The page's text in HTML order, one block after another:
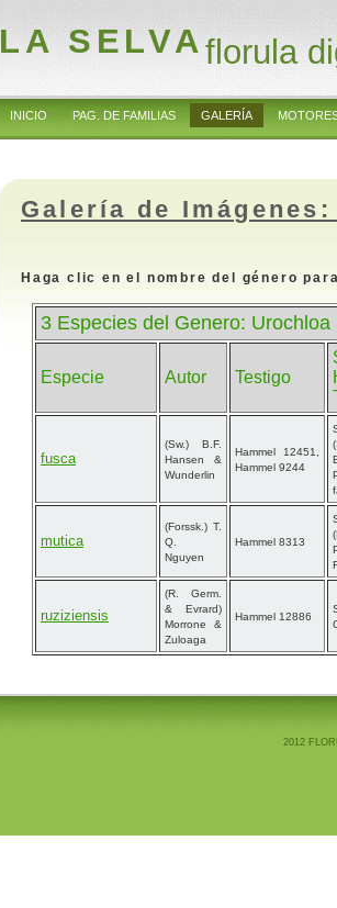
LA SELVAflorula
INICIO PAG. DE FAMILIAS GALERÍA
Galería de
Haga clic en el nombre del género
3 Especies del Genero: Urochloa
Especie Autor Testigo
fusca
(Sw.) B.F.
Hansen &
Wunderlin
Hammel 12451,
Hammel 9244
mutica
(Forssk.) T.
Q.
Nguyen
Hammel 8313
ruziziensis
(R. Germ.
& Evrard)
Morrone &
Zuloaga
Hammel 12886
2012